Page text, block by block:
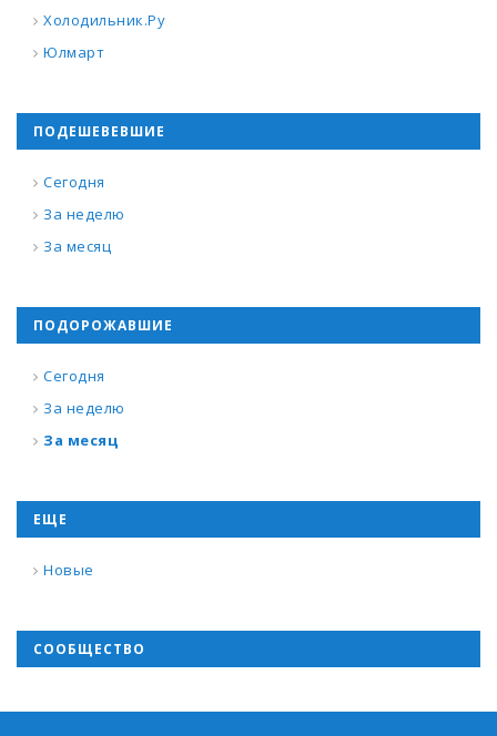
Холодильник.Ру
Юлмарт
ПОДЕШЕВЕВШИЕ
Сегодня
За неделю
За месяц
ПОДОРОЖАВШИЕ
Сегодня
За неделю
За месяц
ЕЩЕ
Новые
СООБЩЕСТВО